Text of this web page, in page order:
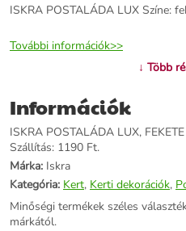
ISKRA POSTALÁDA LUX Színe:
További információk>>
↓ Több
Információk
ISKRA POSTALÁDA LUX,
Szállítás: 1190 Ft.
Márka: Iskra
Kategória: Kert, Kerti dekorációk,
Minőségi termékek széles
márkától.